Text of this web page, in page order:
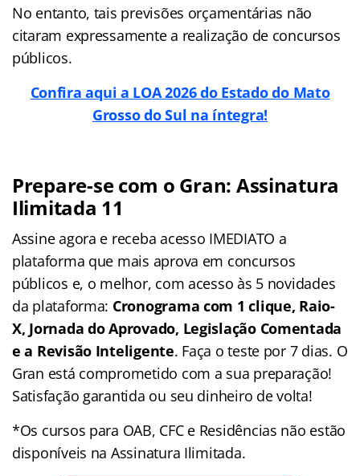
No entanto, tais previsões orçamentárias não
citaram expressamente a realização de concursos
públicos.
Confira aqui a LOA 2026 do Estado do Mato
Grosso do Sul na íntegra!
Prepare-se com o Gran: Assinatura
Ilimitada 11
Assine agora e receba acesso IMEDIATO a
plataforma que mais aprova em concursos
públicos e, o melhor, com acesso às 5 novidades
da plataforma: Cronograma com 1 clique, Raio-
X, Jornada do Aprovado, Legislação Comentada
e a Revisão Inteligente. Faça o teste por 7 dias. O
Gran está comprometido com a sua preparação!
Satisfação garantida ou seu dinheiro de volta!
*Os cursos para OAB, CFC e Residências não estão
disponíveis na Assinatura Ilimitada.